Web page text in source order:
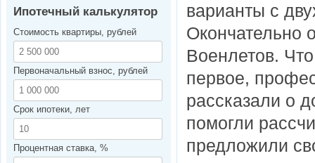
варианты с
Окончательно
Военлетов.
первое,
рассказали о
помогли
предложили
Ипотечный калькулятор
Стоимость квартиры, рублей
Первоначальный взнос, рублей
Срок ипотеки, лет
Процентная ставка, %